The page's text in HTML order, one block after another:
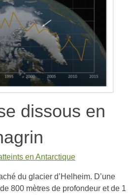
dissous en
en Antarctique
du glacier d’Helheim. D’une
800 mètres de profondeur et de 1